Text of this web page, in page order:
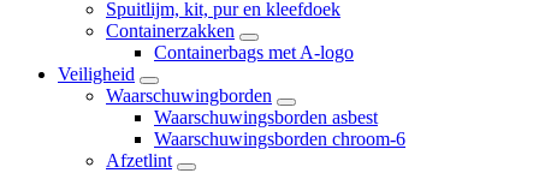
Spuitlijm, kit, pur en kleefdoek
Containerzakken
Containerbags met A-logo
Veiligheid
Waarschuwingborden
Waarschuwingsborden asbest
Waarschuwingsborden chroom-6
Afzetlint